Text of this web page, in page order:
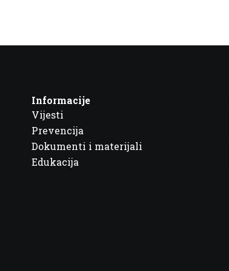
Informacije
Vijesti
Prevencija
Dokumenti i materijali
Edukacija